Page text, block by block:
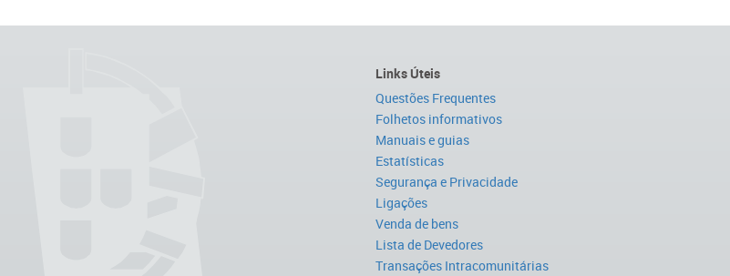
Links Úteis
Questões Frequentes
Folhetos informativos
Manuais e guias
Estatísticas
Segurança e Privacidade
Ligações
Venda de bens
Lista de Devedores
Transações Intracomunitárias